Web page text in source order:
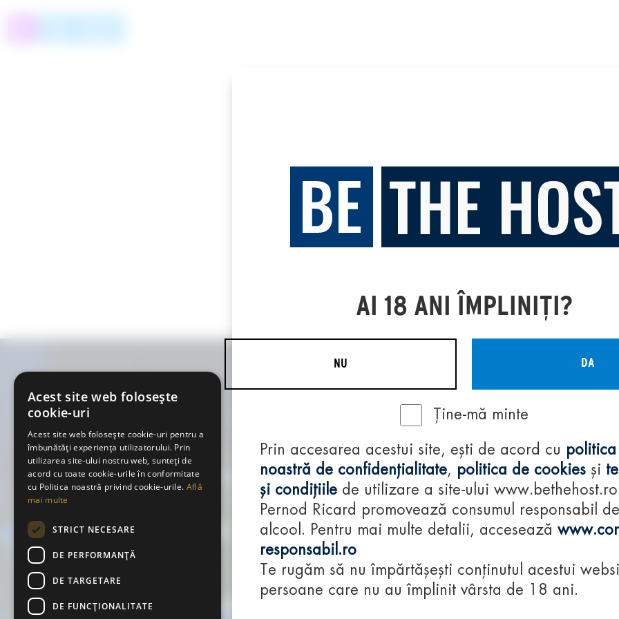
consumă-
AI 18 ANI ÎMPLINIȚI?
NU DA
Ține-mă minte
Prin accesarea acestui site, ești de acord cu politica
noastră de confidențialitate, politica de cookies și
și condițiile de utilizare a site-ului
Pernod Ricard promovează consumul responsabil de
alcool. Pentru mai multe detalii, accesează
responsabil.ro
Te rugăm să nu împărtășești conținutul acestui
persoane care nu au împlinit vârsta de 18 ani.
Acest site web folosește
cookie-uri
Acest site web folosește cookie-uri pentru a
îmbunătăți experiența utilizatorului. Prin
utilizarea site-ului nostru web, sunteți de
acord cu toate cookie-urile în conformitate
cu Politica noastră privind cookie-urile. Află
mai multe
STRICT NECESARE
DE PERFORMANȚĂ
DE TARGETARE
DE FUNCŢIONALITATE